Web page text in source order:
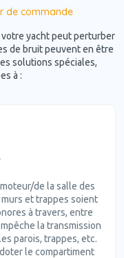
de commande
yacht peut perturber
de bruit peuvent en être
solutions spéciales,
à :
de la salle des
et trappes soient
à travers, entre
la transmission
parois, trappes, etc.
le compartiment